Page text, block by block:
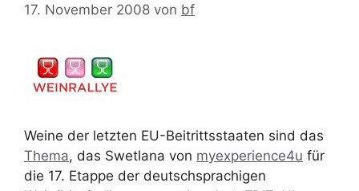
17. November 2008 von bf
Weine der letzten EU-Beitrittsstaaten sind das
Thema, das Swetlana von myexperience4u für
die 17. Etappe der deutschsprachigen